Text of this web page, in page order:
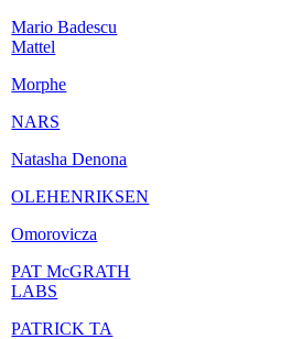
Mario Badescu
Mattel
Morphe
NARS
Natasha Denona
OLEHENRIKSEN
Omorovicza
PAT McGRATH
LABS
PATRICK TA